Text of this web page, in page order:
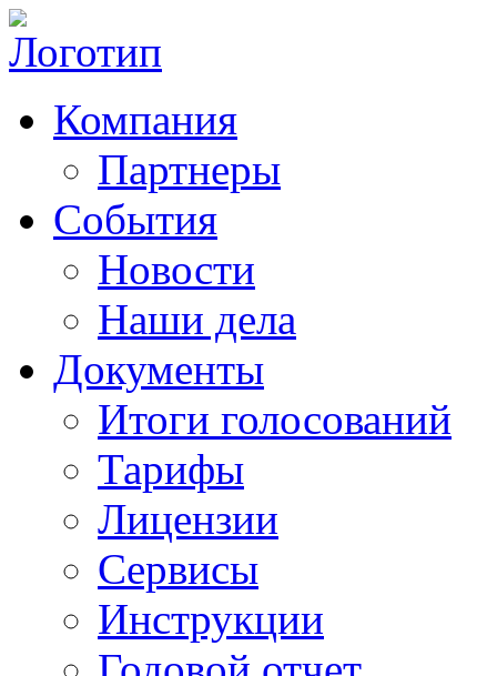
Компания
Партнеры
События
Новости
Наши дела
Документы
Итоги голосований
Тарифы
Лицензии
Сервисы
Инструкции